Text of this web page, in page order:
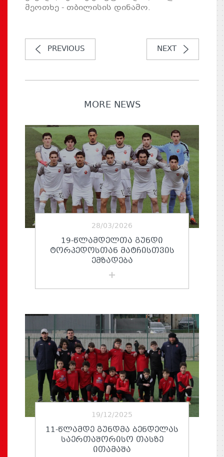
მეოთხე - თბილისის დინამო.
PREVIOUS NEXT
MORE NEWS
28/03/2026
19-ᲬᲚᲐᲛᲓᲔᲚᲗᲐ ᲒᲣᲜᲓᲘ
ᲢᲝᲠᲞᲔᲓᲝᲡᲗᲐᲜ ᲛᲐᲢᲩᲘᲡᲗᲕᲘᲡ
ᲔᲛᲖᲐᲓᲔᲑᲐ
19/12/2025
11-ᲬᲚᲐᲛᲓᲔ ᲒᲣᲜᲓᲛᲐ ᲑᲔᲜᲓᲔᲚᲐᲡ
ᲡᲐᲔᲠᲗᲐᲨᲝᲠᲘᲡᲝ ᲗᲐᲡᲖᲔ
ᲘᲗᲐᲛᲐᲨᲐ